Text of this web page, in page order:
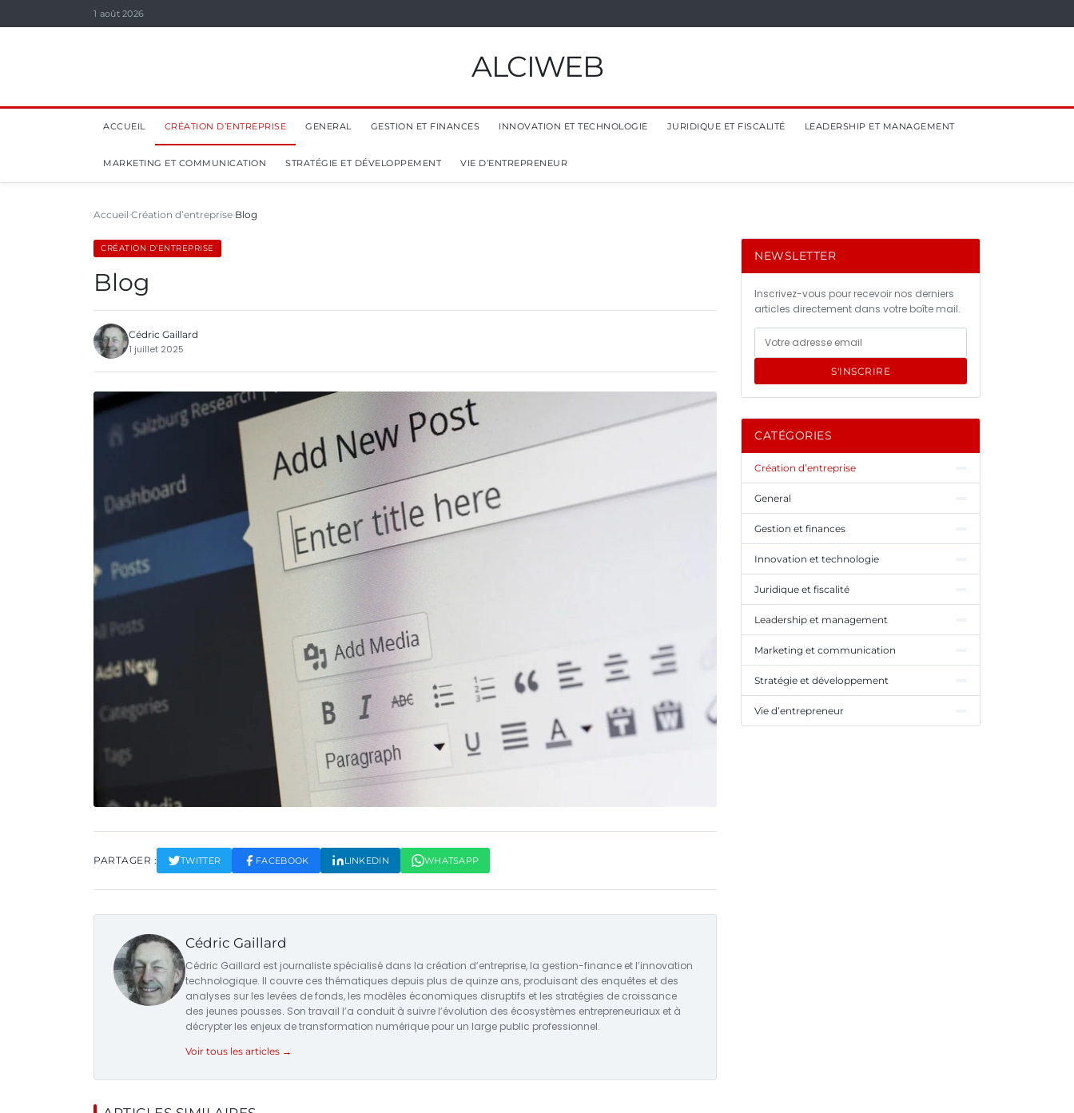
1 août 2026
ALCIWEB
ACCUEIL CRÉATION D’ENTREPRISE GENERAL GESTION ET FINANCES INNOVATION ET TECHNOLOGIE JURIDIQUE ET FISCALITÉ LEADERSHIP ET MANAGEMENT
MARKETING ET COMMUNICATION STRATÉGIE ET DÉVELOPPEMENT VIE D’ENTREPRENEUR
Accueil Création d’entreprise Blog
CRÉATION D’ENTREPRISE
Blog
Cédric Gaillard
1 juillet 2025
PARTAGER : TWITTER FACEBOOK LINKEDIN WHATSAPP
Cédric Gaillard
Cédric Gaillard est journaliste spécialisé dans la création d’entreprise, la gestion-finance et l’innovation
technologique. Il couvre ces thématiques depuis plus de quinze ans, produisant des enquêtes et des
analyses sur les levées de fonds, les modèles économiques disruptifs et les stratégies de croissance
des jeunes pousses. Son travail l’a conduit à suivre l’évolution des écosystèmes entrepreneuriaux et à
décrypter les enjeux de transformation numérique pour un large public professionnel.
Voir tous les articles →
NEWSLETTER
Inscrivez-vous pour recevoir nos derniers
articles directement dans votre boîte mail.
S'INSCRIRE
CATÉGORIES
Création d’entreprise
General
Gestion et finances
Innovation et technologie
Juridique et fiscalité
Leadership et management
Marketing et communication
Stratégie et développement
Vie d’entrepreneur